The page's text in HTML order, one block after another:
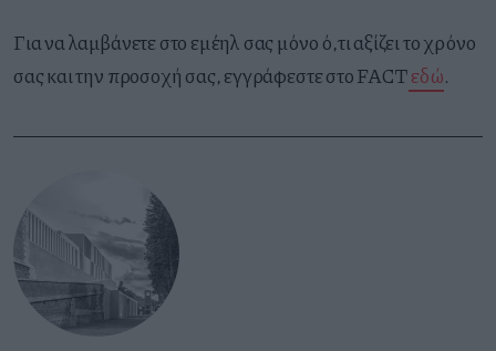
Για να λαμβάνετε στο εμέηλ σας μόνο ό,τι αξίζει το χρόνο
σας και την προσοχή σας, εγγράφεστε στο FACTεδώ.